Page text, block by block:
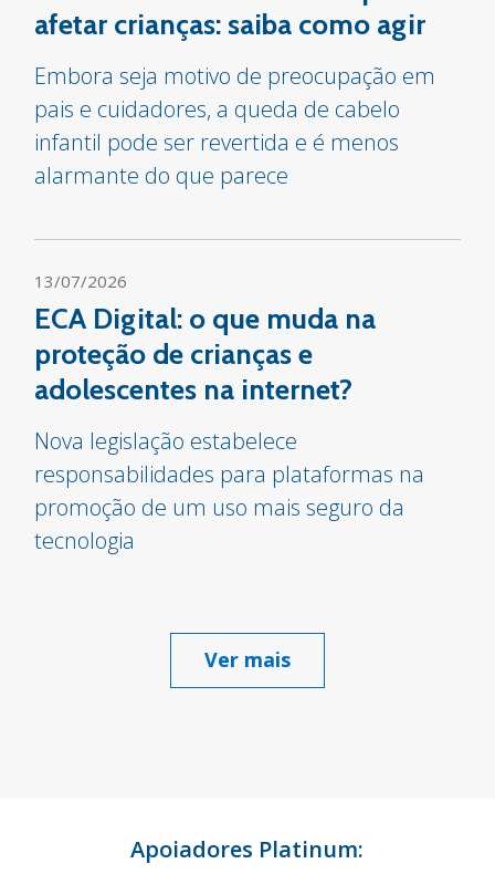
afetar crianças: saiba como agir
Embora seja motivo de preocupação em
pais e cuidadores, a queda de cabelo
infantil pode ser revertida e é menos
alarmante do que parece
13/07/2026
ECA Digital: o que muda na
proteção de crianças e
adolescentes na internet?
Nova legislação estabelece
responsabilidades para plataformas na
promoção de um uso mais seguro da
tecnologia
Ver mais
Apoiadores Platinum: